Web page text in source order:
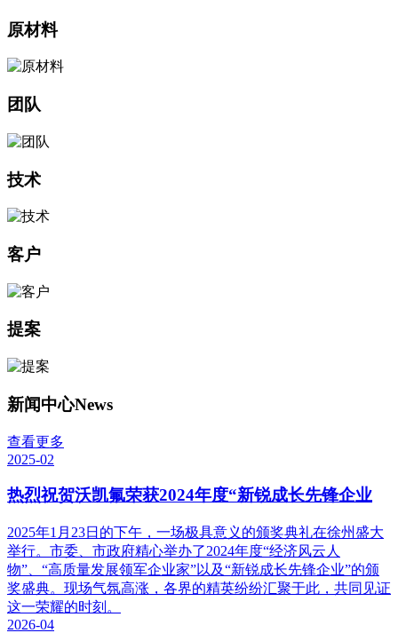
原材料
团队
技术
客户
提案
新闻中心News
查看更多
2025-02
热烈祝贺沃凯氟荣获2024年度“新锐成长先锋企业
2025年1月23日的下午，一场极具意义的颁奖典礼在徐州盛大
举行。市委、市政府精心举办了2024年度“经济风云人
物”、“高质量发展领军企业家”以及“新锐成长先锋企业”的颁
奖盛典。现场气氛高涨，各界的精英纷纷汇聚于此，共同见证
这一荣耀的时刻。
2026-04